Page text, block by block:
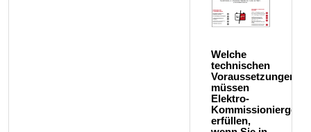
Welche
technischen
Voraussetzungen
müssen
Elektro-
erfüllen,